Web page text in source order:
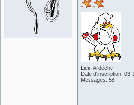
Lieu: Ardéche
Date d'inscription: 03-
Messages: 58